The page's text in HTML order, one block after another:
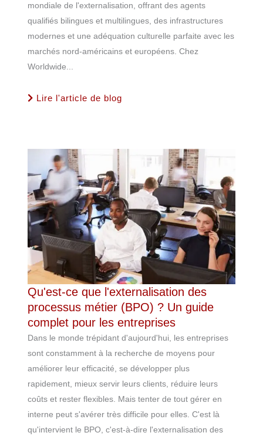
mondiale de l'externalisation, offrant des agents
qualifiés bilingues et multilingues, des infrastructures
modernes et une adéquation culturelle parfaite avec les
marchés nord-américains et européens. Chez
Worldwide...
Lire l'article de blog
Qu'est-ce que l'externalisation des
processus métier (BPO) ? Un guide
complet pour les entreprises
Dans le monde trépidant d'aujourd'hui, les entreprises
sont constamment à la recherche de moyens pour
améliorer leur efficacité, se développer plus
rapidement, mieux servir leurs clients, réduire leurs
coûts et rester flexibles. Mais tenter de tout gérer en
interne peut s'avérer très difficile pour elles. C'est là
qu'intervient le BPO, c'est-à-dire l'externalisation des